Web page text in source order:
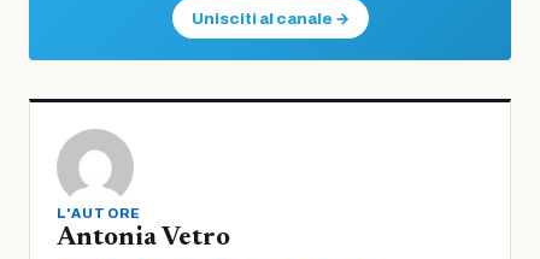
Unisciti al canale →
L'AUTORE
Antonia Vetro